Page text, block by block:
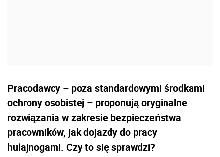
Pracodawcy – poza standardowymi środkami
ochrony osobistej – proponują oryginalne
rozwiązania w zakresie bezpieczeństwa
pracowników, jak dojazdy do pracy
hulajnogami. Czy to się sprawdzi?